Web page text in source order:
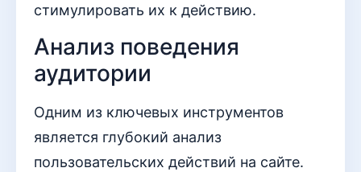
стимулировать их к действию.
Анализ поведения
аудитории
Одним из ключевых инструментов
является глубокий анализ
пользовательских действий на сайте.